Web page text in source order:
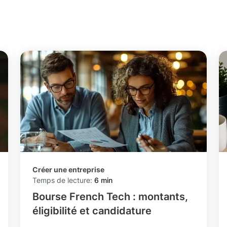
Créer une entreprise
Temps de lecture: 6 min
Bourse French Tech : montants,
éligibilité et candidature